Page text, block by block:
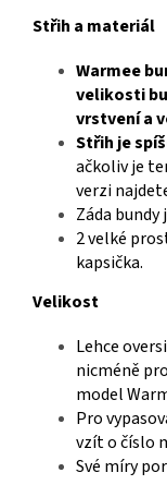
Střih a materiál
Warmee
velikosti
vrstvení a
Střih je
ačkoliv je
verzi
Záda
2 velké
kapsička.
Velikost
Lehce
nicméně
model
Pro
vzít o číslo
Své míry